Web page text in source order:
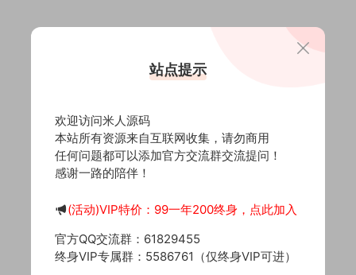
站点提示
欢迎访问米人源码
本站所有资源来自互联网收集，请勿商用
任何问题都可以添加官方交流群交流提问！
感谢一路的陪伴！
(活动)VIP特价：99一年200终身，点此加入
官方QQ交流群：61829455
终身VIP专属群：5586761（仅终身VIP可进）